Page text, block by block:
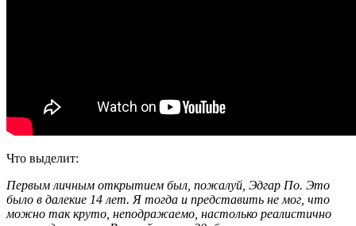
Что выделит:
Первым личным открытием был, пожалуй, Эдгар По. Это
было в далекие 14 лет. Я тогда и представить не мог, что
можно так круто, неподражаемо, настолько реалистично